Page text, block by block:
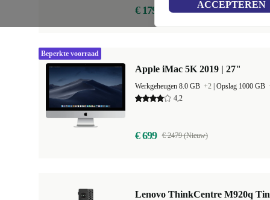
ACCEPTEREN
€ 179,49 € 619 (Nieuw)
Apple iMac 5K 2019 | 27"
Werkgeheugen 8.0 GB +2 Opslag 1000 GB
4,2
€ 699 € 2479 (Nieuw)
Beperkte voorraad
Lenovo ThinkCentre M920q